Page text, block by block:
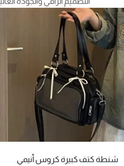
شنطة كتف كبيرة كروس أنيمي